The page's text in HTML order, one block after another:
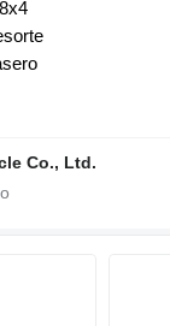
8x4
Co., Ltd.